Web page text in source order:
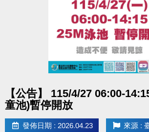
【公告】 115/4/27 06:00-
童池)暫停開放
發佈日期 : 2026.04.23 來源 :